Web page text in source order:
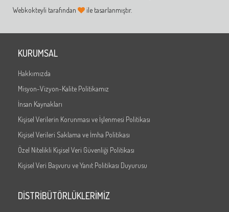
Webkokteyli tarafından ile tasarlanmıştır.
KURUMSAL
Hakkımızda
Misyon-Vizyon-Kalite Politikamız
İnsan Kaynakları
Kişisel Verilerin Korunması ve İşlenmesi Politikası
Kişisel Verileri Saklama ve İmha Politikası
Özel Nitelikli Kişisel Veri Güvenliği Politikası
Kişisel Veri Başvuru ve Yanıt Politikası Duyurusu
DİSTRİBÜTÖRLÜKLERİMİZ